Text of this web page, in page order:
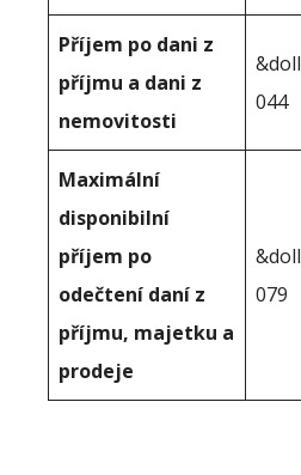
Příjem po dani z
příjmu a dani z
nemovitosti
044
Maximální
disponibilní
příjem po
odečtení daní z
příjmu, majetku a
prodeje
079